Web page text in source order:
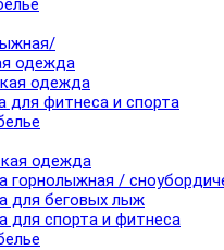
одежда
одежда
для фитнеса и спорта
одежда
горнолыжная /
для беговых лыж
для спорта и фитнеса